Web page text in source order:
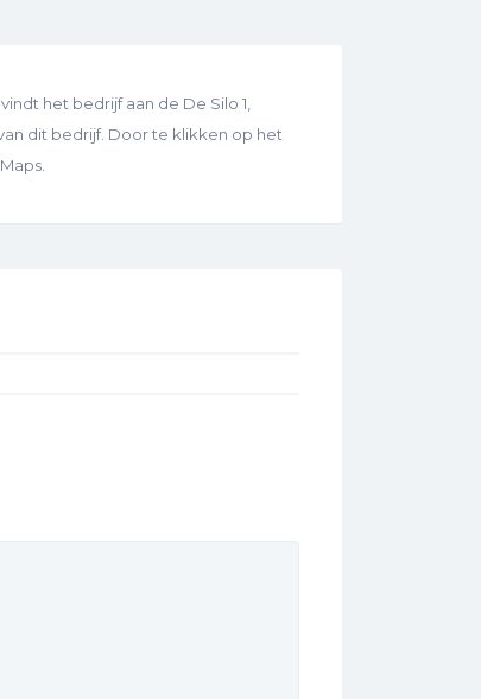
het bedrijf aan de De Silo 1,
dit bedrijf. Door te klikken op het